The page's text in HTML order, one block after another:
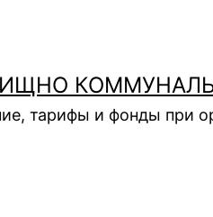
тарифы и фонды при